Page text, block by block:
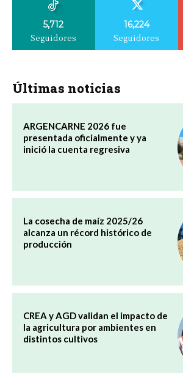
5,712
Seguidores
16,224
Seguidores
Últimas noticias
ARGENCARNE 2026 fue
presentada oficialmente y ya
inició la cuenta regresiva
La cosecha de maíz 2025/26
alcanza un récord histórico de
producción
CREA y AGD validan el impacto de
la agricultura por ambientes en
distintos cultivos